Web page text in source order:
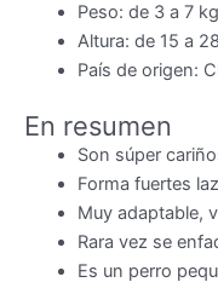
Peso: de 3 a 7 kg
Altura: de 15 a
País de origen:
En resumen
Son súper
Forma fuertes
Muy adaptable,
Rara vez se
Es un perro